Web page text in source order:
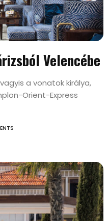
Velencébe
a vonatok királya,
Orient-Express